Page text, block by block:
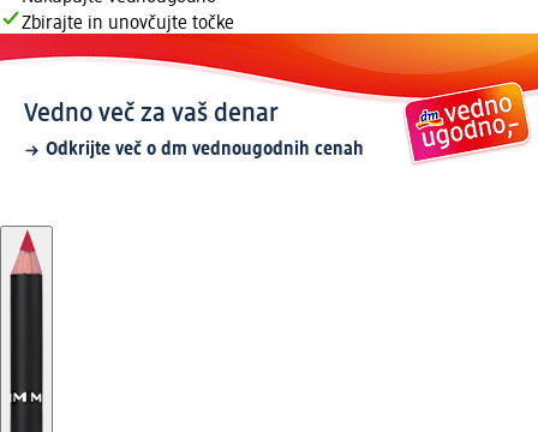
Zbirajte in unovčujte točke
Vedno več za vaš denar
Odkrijte več o dm vednougodnih cenah